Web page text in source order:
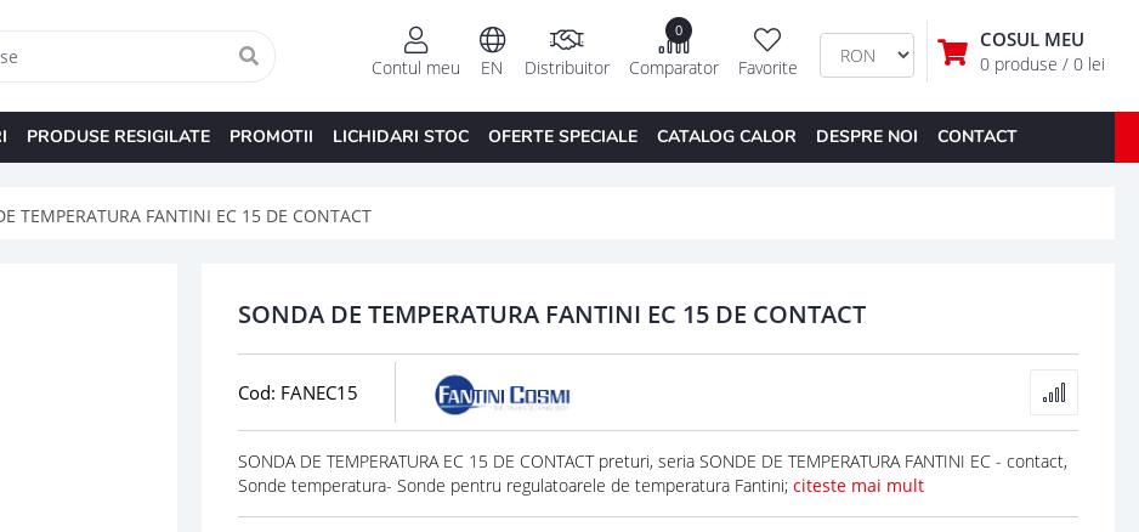
COSUL MEU
0 produse / 0 lei
Favorite
0
Comparator
Distribuitor
EN
Contul meu
PRODUSE RESIGILATE PROMOTII LICHIDARI STOC OFERTE SPECIALE CATALOG CALOR DESPRE NOI CONTACT
TEMPERATURA FANTINI EC 15 DE CONTACT
SONDA DE TEMPERATURA FANTINI EC 15 DE CONTACT
Cod: FANEC15
SONDA DE TEMPERATURA EC 15 DE CONTACT preturi, seria SONDE DE TEMPERATURA FANTINI EC - contact,
Sonde temperatura- Sonde pentru regulatoarele de temperatura Fantini; citeste mai mult